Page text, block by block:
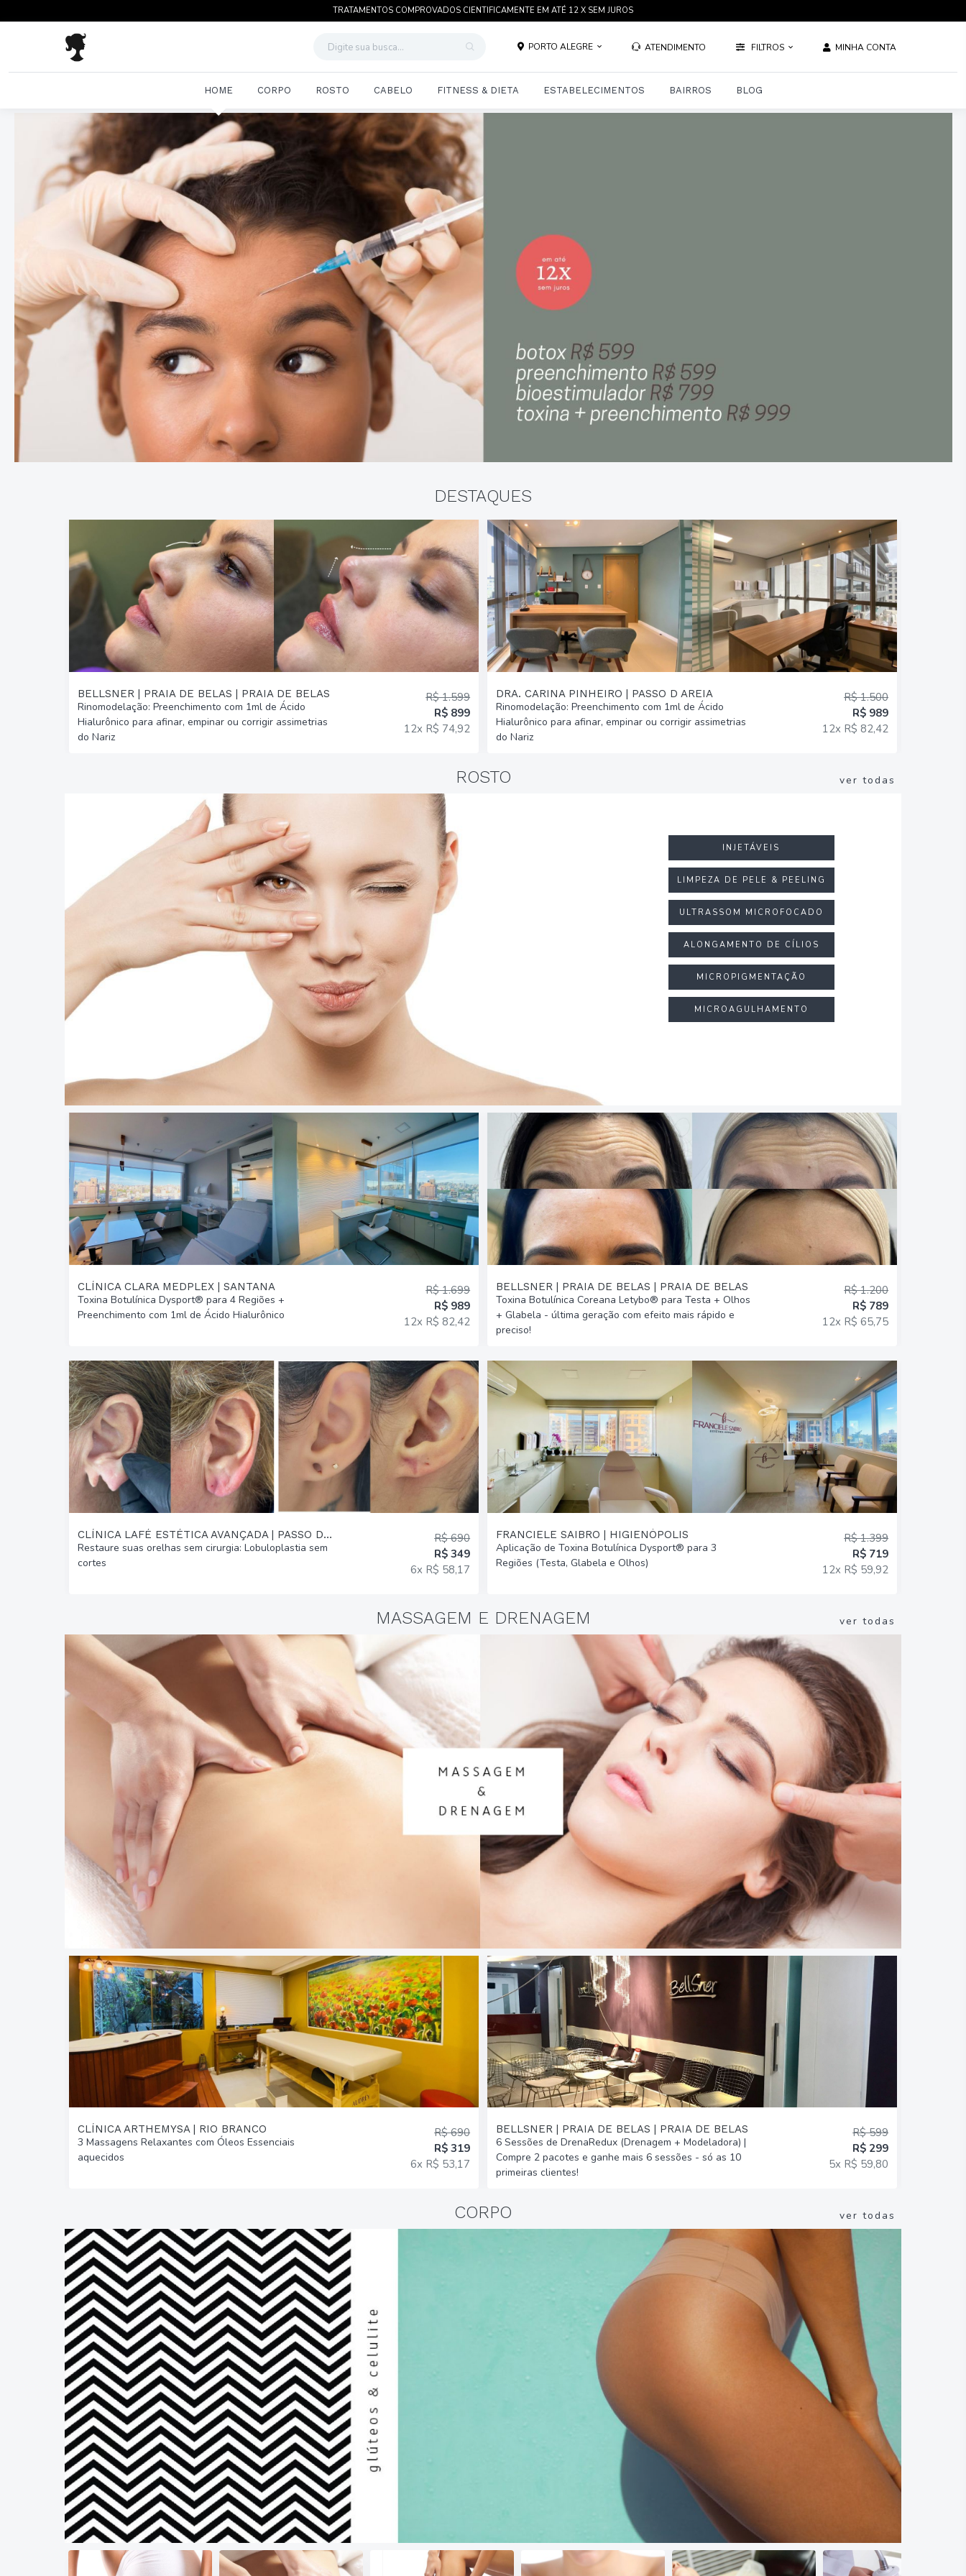
TRATAMENTOS COMPROVADOS CIENTIFICAMENTE EM ATÉ 12 X SEM JUROS
PORTO ALEGRE ATENDIMENTO FILTROS MINHA CONTA
HOME CORPO ROSTO CABELO FITNESS & DIETA ESTABELECIMENTOS BAIRROS BLOG
DESTAQUES
BELLSNER | PRAIA DE BELAS | PRAIA DE BELAS
Rinomodelação: Preenchimento com 1ml de Ácido
Hialurônico para afinar, empinar ou corrigir assimetrias
do Nariz
R$ 1.599
R$ 899
12x R$ 74,92
DRA. CARINA PINHEIRO | PASSO D AREIA
Rinomodelação: Preenchimento com 1ml de Ácido
Hialurônico para afinar, empinar ou corrigir assimetrias
do Nariz
R$ 1.500
R$ 989
12x R$ 82,42
ROSTO ver todas
INJETÁVEIS
LIMPEZA DE PELE & PEELING
ULTRASSOM MICROFOCADO
ALONGAMENTO DE CÍLIOS
MICROPIGMENTAÇÃO
MICROAGULHAMENTO
CLÍNICA CLARA MEDPLEX | SANTANA
Toxina Botulínica Dysport® para 4 Regiões +
Preenchimento com 1ml de Ácido Hialurônico
R$ 1.699
R$ 989
12x R$ 82,42
BELLSNER | PRAIA DE BELAS | PRAIA DE BELAS
Toxina Botulínica Coreana Letybo® para Testa + Olhos
+ Glabela - última geração com efeito mais rápido e
preciso!
R$ 1.200
R$ 789
12x R$ 65,75
CLÍNICA LAFÉ ESTÉTICA AVANÇADA | PASSO D AREIA
Restaure suas orelhas sem cirurgia: Lobuloplastia sem
cortes
R$ 690
R$ 349
6x R$ 58,17
FRANCIELE SAIBRO | HIGIENÓPOLIS
Aplicação de Toxina Botulínica Dysport® para 3
Regiões (Testa, Glabela e Olhos)
R$ 1.399
R$ 719
12x R$ 59,92
MASSAGEM E DRENAGEM ver todas
CLÍNICA ARTHEMYSA | RIO BRANCO
3 Massagens Relaxantes com Óleos Essenciais
aquecidos
R$ 690
R$ 319
6x R$ 53,17
BELLSNER | PRAIA DE BELAS | PRAIA DE BELAS
6 Sessões de DrenaRedux (Drenagem + Modeladora) |
Compre 2 pacotes e ganhe mais 6 sessões - só as 10
primeiras clientes!
R$ 599
R$ 299
5x R$ 59,80
CORPO ver todas